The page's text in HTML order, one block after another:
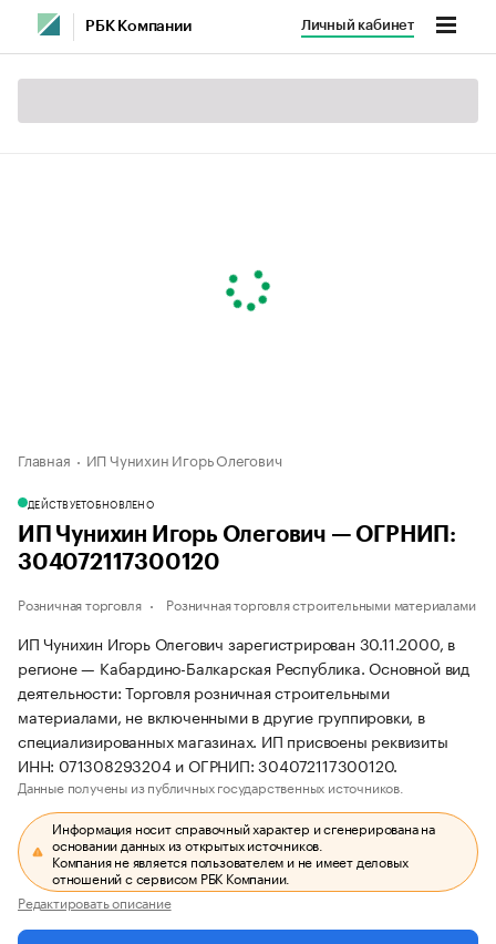
РБК Компании Личный кабинет
Главная ИП Чунихин Игорь Олегович
ДЕЙСТВУЕТОБНОВЛЕНО
ИП Чунихин Игорь Олегович — ОГРНИП:
304072117300120
Розничная торговля Розничная торговля строительными материалами
ИП Чунихин Игорь Олегович зарегистрирован 30.11.2000, в
регионе — Кабардино-Балкарская Республика. Основной вид
деятельности: Торговля розничная строительными
материалами, не включенными в другие группировки, в
специализированных магазинах. ИП присвоены реквизиты
ИНН: 071308293204 и ОГРНИП: 304072117300120.
Данные получены из публичных государственных источников.
Информация носит справочный характер и сгенерирована на
основании данных из открытых источников.
Компания не является пользователем и не имеет деловых
отношений с сервисом РБК Компании.
Редактировать описание